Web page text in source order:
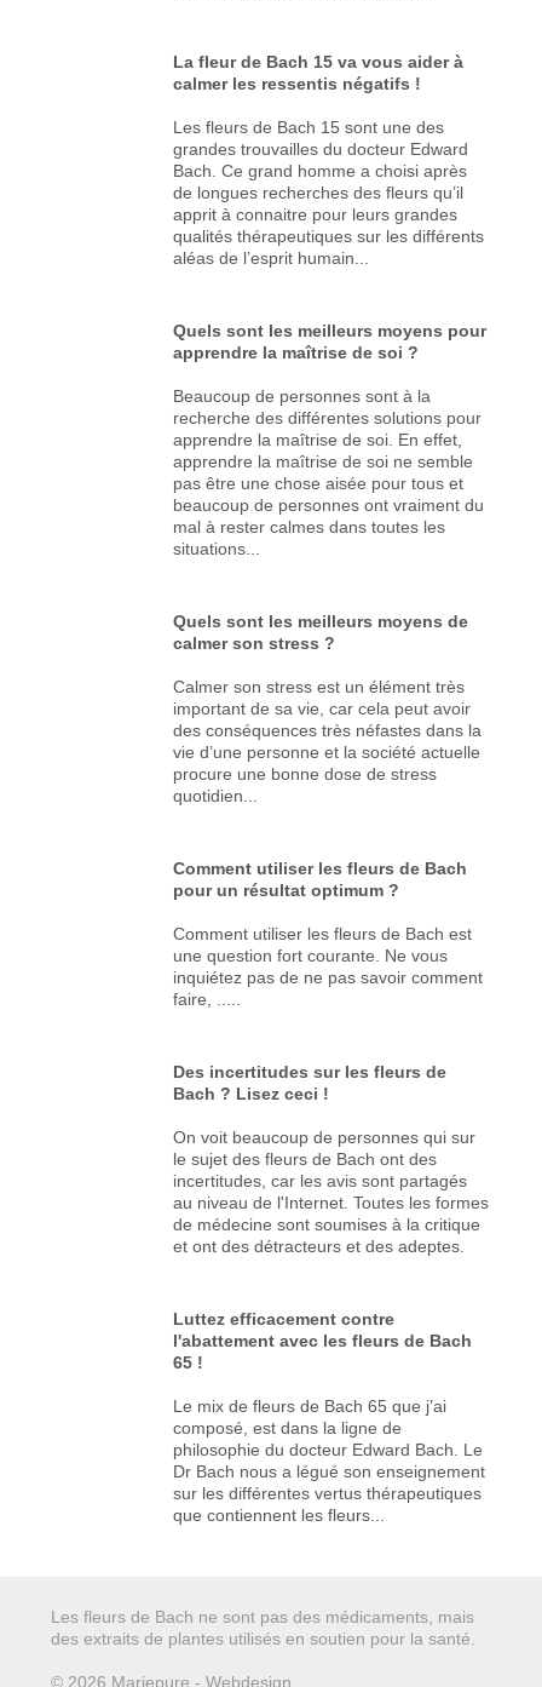
La fleur de Bach 15 va vous aider à
calmer les ressentis négatifs !
Les fleurs de Bach 15 sont une des
grandes trouvailles du docteur Edward
Bach. Ce grand homme a choisi après
de longues recherches des fleurs qu’il
apprit à connaitre pour leurs grandes
qualités thérapeutiques sur les différents
aléas de l’esprit humain...
Quels sont les meilleurs moyens pour
apprendre la maîtrise de soi ?
Beaucoup de personnes sont à la
recherche des différentes solutions pour
apprendre la maîtrise de soi. En effet,
apprendre la maîtrise de soi ne semble
pas être une chose aisée pour tous et
beaucoup de personnes ont vraiment du
mal à rester calmes dans toutes les
situations...
Quels sont les meilleurs moyens de
calmer son stress ?
Calmer son stress est un élément très
important de sa vie, car cela peut avoir
des conséquences très néfastes dans la
vie d’une personne et la société actuelle
procure une bonne dose de stress
quotidien...
Comment utiliser les fleurs de Bach
pour un résultat optimum ?
Comment utiliser les fleurs de Bach est
une question fort courante. Ne vous
inquiétez pas de ne pas savoir comment
faire, .....
Des incertitudes sur les fleurs de
Bach ? Lisez ceci !
On voit beaucoup de personnes qui sur
le sujet des fleurs de Bach ont des
incertitudes, car les avis sont partagés
au niveau de l'Internet. Toutes les formes
de médecine sont soumises à la critique
et ont des détracteurs et des adeptes.
Luttez efficacement contre
l'abattement avec les fleurs de Bach
65 !
Le mix de fleurs de Bach 65 que j’ai
composé, est dans la ligne de
philosophie du docteur Edward Bach. Le
Dr Bach nous a légué son enseignement
sur les différentes vertus thérapeutiques
que contiennent les fleurs...
Les fleurs de Bach ne sont pas des médicaments, mais
des extraits de plantes utilisés en soutien pour la santé.
© 2026 Mariepure - Webdesign